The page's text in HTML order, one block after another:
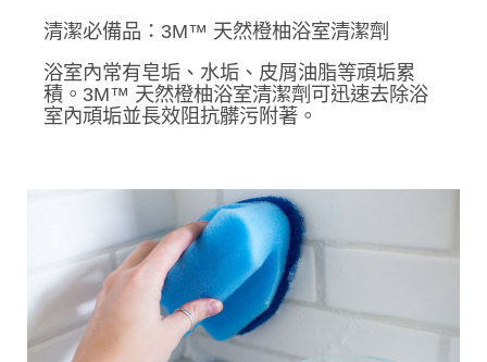
清潔必備品：3M™ 天然橙柚浴室清潔劑
浴室內常有皂垢、水垢、皮屑油脂等頑垢累
積。3M™ 天然橙柚浴室清潔劑可迅速去除浴
室內頑垢並長效阻抗髒污附著。